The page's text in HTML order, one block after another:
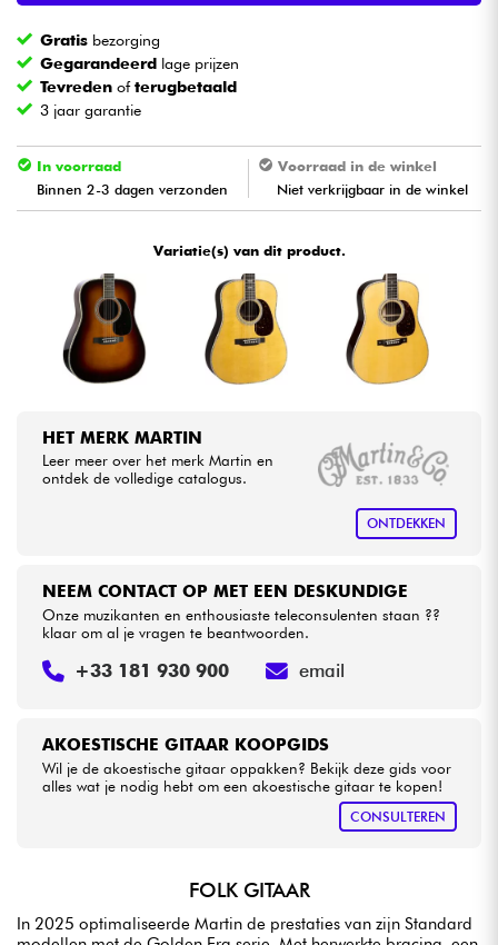
Blaasinstrument
Viool & Quatuor
Kinderen
Kabels & toebehoren
HiFi
Sets
Bekijk onze merken
Gratis bezorging
Gegarandeerd lage prijzen
Tevreden ofterugbetaald
3 jaar garantie
In voorraad
Binnen 2-3 dagen verzonden
Voorraad in de winkel
Niet verkrijgbaar in de winkel
Variatie(s) van dit product.
HET MERK MARTIN
Leer meer over het merk Martin en
ontdek de volledige catalogus.
ONTDEKKEN
AKOESTISCHE GITAAR KOOPGIDS
Wil je de akoestische gitaar oppakken? Bekijk deze gids voor
alles wat je nodig hebt om een akoestische gitaar te kopen!
CONSULTEREN
NEEM CONTACT OP MET EEN DESKUNDIGE
Onze muzikanten en enthousiaste teleconsulenten staan ??
klaar om al je vragen te beantwoorden.
+33 181 930 900 email
FOLK GITAAR
In 2025 optimaliseerde Martin de prestaties van zijn Standard